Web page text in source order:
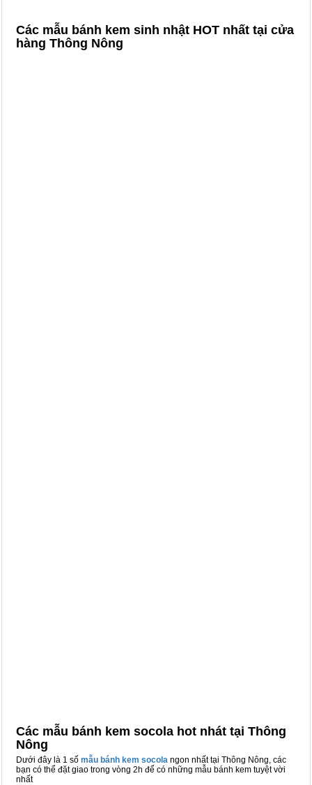
Các mẫu bánh kem sinh nhật HOT nhất tại cửa
hàng Thông Nông
Các mẫu bánh kem socola hot nhát tại Thông
Nông
Dưới đây là 1 số mẫu bánh kem socola ngon nhất tại Thông Nông, các
bạn có thể đặt giao trong vòng 2h để có những mẫu bánh kem tuyệt vời
nhất